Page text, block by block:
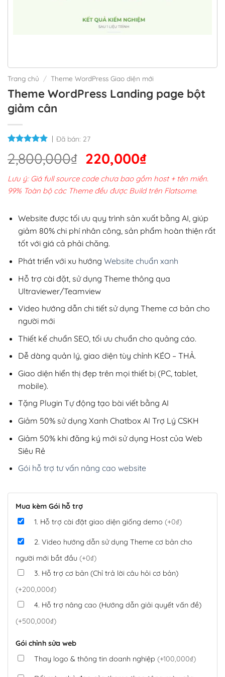
Trang chủ / Theme WordPress Giao diện mới
Theme WordPress Landing page bột
giảm cân
Đã bán: 27
2,800,000₫ Giá
gốc
là:
2,800,000₫.
220,000₫Giá
hiện
tại
220,000₫.
Lưu ý: Giá full source code chưa bao gồm host + tên miền.
99% Toàn bộ các Theme đều được Build trên Flatsome.
Website được tối ưu quy trình sản xuất bằng AI, giúp
giảm 80% chi phí nhân công, sản phẩm hoàn thiện rất
tốt với giá cả phải chăng.
Phát triển với xu hướng Website chuẩn xanh
Hỗ trợ cài đặt, sử dụng Theme thông qua
Ultraviewer/Teamview
Video hướng dẫn chi tiết sử dụng Theme cơ bản cho
người mới
Thiết kế chuẩn SEO, tối ưu chuẩn cho quảng cáo.
Dễ dàng quản lý, giao diện tùy chỉnh KÉO – THẢ.
Giao diện hiển thị đẹp trên mọi thiết bị (PC, tablet,
mobile).
Tặng Plugin Tự động tạo bài viết bằng AI
Giảm 50% sử dụng Xanh Chatbox AI Trợ Lý CSKH
Giảm 50% khi đăng ký mới sử dụng Host của Web
Siêu Rẻ
Gói hỗ trợ tư vấn nâng cao website
Mua kèm Gói hỗ trợ
1. Hỗ trợ cài đặt giao diện giống demo (+0₫)
2. Video hướng dẫn sử dụng Theme cơ bản cho
người mới bắt đầu (+0₫)
3. Hỗ trợ cơ bản (Chỉ trả lời câu hỏi cơ bản)
(+200,000₫)
4. Hỗ trợ nâng cao (Hướng dẫn giải quyết vấn đề)
(+500,000₫)
Gói chỉnh sửa web
Thay logo & thông tin doanh nghiệp (+100,000₫)